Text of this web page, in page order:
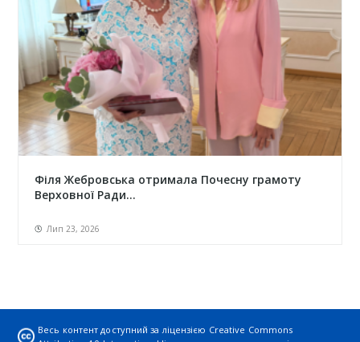
Філя Жебровська отримала Почесну грамоту
Верховної Ради...
Лип 23, 2026
Весь контент доступний за ліцензією Creative Commons